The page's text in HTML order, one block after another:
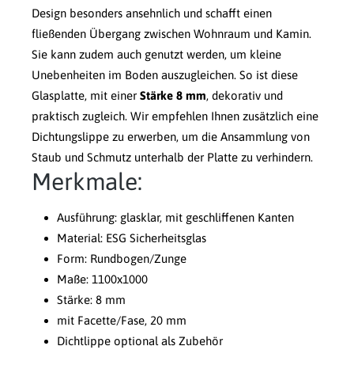
Design besonders ansehnlich und schafft einen
fließenden Übergang zwischen Wohnraum und Kamin.
Sie kann zudem auch genutzt werden, um kleine
Unebenheiten im Boden auszugleichen. So ist diese
Glasplatte, mit einer Stärke 8 mm, dekorativ und
praktisch zugleich. Wir empfehlen Ihnen zusätzlich eine
Dichtungslippe zu erwerben, um die Ansammlung von
Staub und Schmutz unterhalb der Platte zu verhindern.
Merkmale:
Ausführung: glasklar, mit geschliffenen Kanten
Material: ESG Sicherheitsglas
Form: Rundbogen/Zunge
Maße: 1100x1000
Stärke: 8 mm
mit Facette/Fase, 20 mm
Dichtlippe optional als Zubehör